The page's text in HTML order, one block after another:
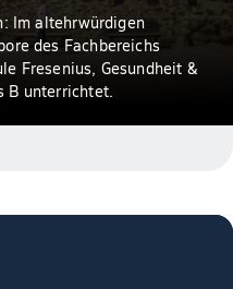
Im altehrwürdigen
des Fachbereichs
Fresenius, Gesundheit &
B unterrichtet.